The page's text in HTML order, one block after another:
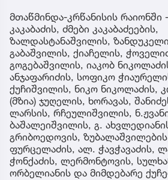
მთაწმინდა-კრწანისის რაიონში
კაკაბაძის, ძმები კაკაბაძეების,
ზალდასტანაშვილის,
გაბაშვილის, ქიაჩელის,
გოგებაშვილის, იაკობ
ანჯაფარიძის, სოფიკო
ქუჩიშვილის, ნიკო ნიკოლაძის,
(მზია) ჯუღელის, ხორავას,
ლარსის, რჩეულიშვილის,
ბაშალეიშვილის, გ.
გრიბოედოვის,
ფურცელაძის, ალ. ჭავჭავაძის,
ჭონქაძის, ლერმონტოვის,
ორბელიანის და მიმდებარე